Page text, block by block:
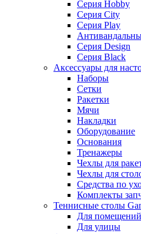
Серия Hobby
Серия City
Серия Play
Серия Design
Серия Black
Аксессуары для
Наборы
Сетки
Ракетки
Мячи
Накладки
Оборудование
Основания
Тренажеры
Чехлы для
Чехлы для
Средства по
Комплекты
Теннисные столы
Для помещений
Для улицы